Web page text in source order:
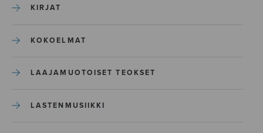
KIRJAT
KOKOELMAT
LAAJAMUOTOISET TEOKSET
LASTENMUSIIKKI